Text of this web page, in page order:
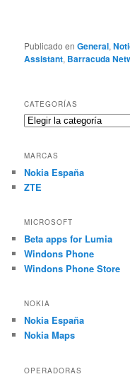
Publicado en General,
Assistant, Barracuda
CATEGORÍAS
Categorías
MARCAS
Nokia España
ZTE
MICROSOFT
Beta apps for Lumia
Windons Phone
Windons Phone Store
NOKIA
Nokia España
Nokia Maps
OPERADORAS